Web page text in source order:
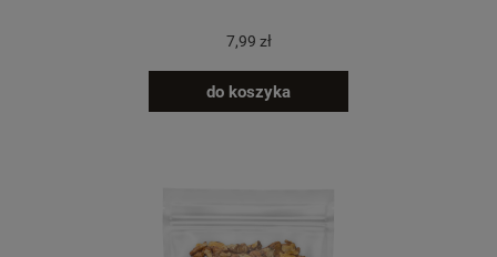
7,99 zł
do koszyka